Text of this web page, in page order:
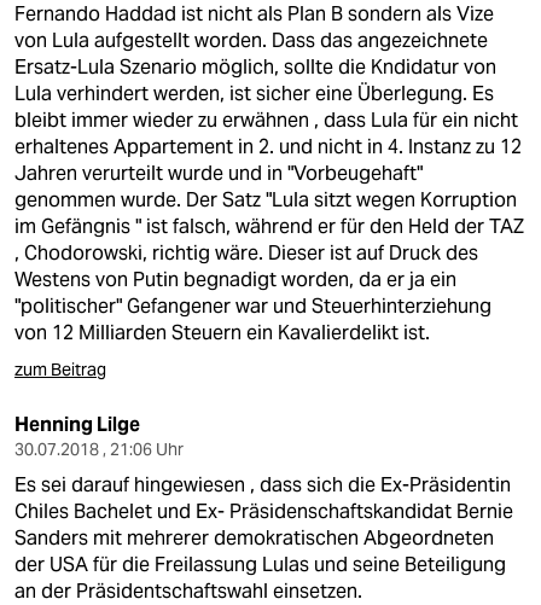
Fernando Haddad ist nicht als Plan B sondern als Vize
von Lula aufgestellt worden. Dass das angezeichnete
Ersatz-Lula Szenario möglich, sollte die Kndidatur von
Lula verhindert werden, ist sicher eine Überlegung. Es
bleibt immer wieder zu erwähnen , dass Lula für ein nicht
erhaltenes Appartement in 2. und nicht in 4. Instanz zu 12
Jahren verurteilt wurde und in "Vorbeugehaft"
genommen wurde. Der Satz "Lula sitzt wegen Korruption
im Gefängnis " ist falsch, während er für den Held der TAZ
, Chodorowski, richtig wäre. Dieser ist auf Druck des
Westens von Putin begnadigt worden, da er ja ein
"politischer" Gefangener war und Steuerhinterziehung
von 12 Milliarden Steuern ein Kavalierdelikt ist.
zum Beitrag
Henning Lilge
30.07.2018 , 21:06 Uhr
Es sei darauf hingewiesen , dass sich die Ex-Präsidentin
Chiles Bachelet und Ex- Präsidenschaftskandidat Bernie
Sanders mit mehrerer demokratischen Abgeordneten
der USA für die Freilassung Lulas und seine Beteiligung
an der Präsidentschaftswahl einsetzen.